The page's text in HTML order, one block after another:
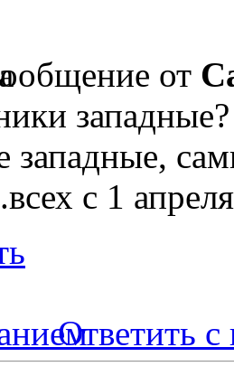
от
западные?
западные,
с 1
Ответить с